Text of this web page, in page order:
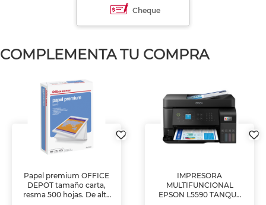
Cheque
COMPLEMENTA TU COMPRA
Papel premium OFFICE
DEPOT tamaño carta,
resma 500 hojas. De alta
IMPRESORA
MULTIFUNCIONAL
EPSON L5590 TANQUE